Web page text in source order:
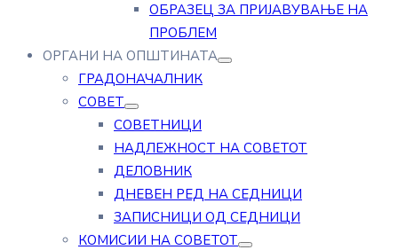
ОБРАЗЕЦ ЗА ПРИЈАВУВАЊЕ НА
ПРОБЛЕМ
ОРГАНИ НА ОПШТИНАТА
ГРАДОНАЧАЛНИК
СОВЕТ
СОВЕТНИЦИ
НАДЛЕЖНОСТ НА СОВЕТОТ
ДЕЛОВНИК
ДНЕВЕН РЕД НА СЕДНИЦИ
ЗАПИСНИЦИ ОД СЕДНИЦИ
КОМИСИИ НА СОВЕТОТ